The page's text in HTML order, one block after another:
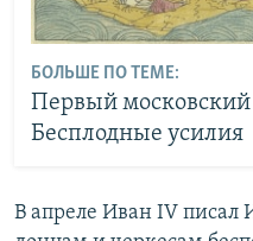
БОЛЬШЕ ПО ТЕМЕ:
Первый
Бесплодные усилия
В апреле Иван IV писал